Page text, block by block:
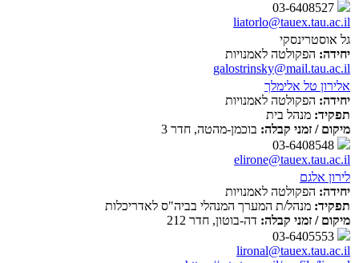
liatorlo@tauex.tau.ac.il
גל אוסטרינסקי
יחידה: הפקולטה לאמנויות
galostrinsky@mail.tau.ac.il
אלירון טל אלימלך
יחידה: הפקולטה לאמנויות
תפקיד: מנהל בית
מיקום / זמני קבלה: בוכמן-מהטה, חדר 3
elirone@tauex.tau.ac.il
לירון אלגם
יחידה: הפקולטה לאמנויות
תפקיד: מנהל/ת המערך המנהלי בביה"ס לאדריכלות
מיקום / זמני קבלה: דה-בוטון, חדר 212
lironal@tauex.tau.ac.il